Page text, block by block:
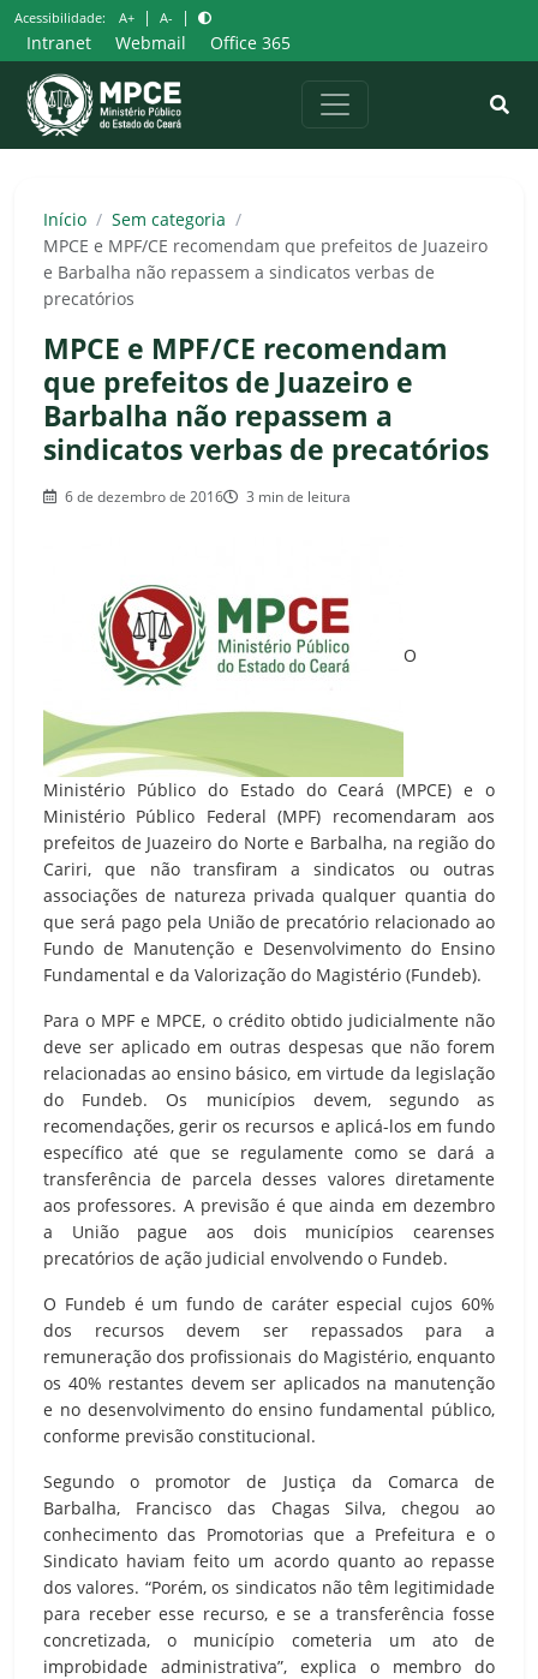
Pular
para
o
conteúdo
Acessibilidade: A+ | A- |
Intranet Webmail Office 365
Início / Sem categoria /
MPCE e MPF/CE recomendam que prefeitos de Juazeiro
e Barbalha não repassem a sindicatos verbas de
precatórios
MPCE e MPF/CE recomendam
que prefeitos de Juazeiro e
Barbalha não repassem a
sindicatos verbas de precatórios
6 de dezembro de 2016 3 min de leitura
O
Ministério Público do Estado do Ceará (MPCE) e o
Ministério Público Federal (MPF) recomendaram aos
prefeitos de Juazeiro do Norte e Barbalha, na região do
Cariri, que não transfiram a sindicatos ou outras
associações de natureza privada qualquer quantia do
que será pago pela União de precatório relacionado ao
Fundo de Manutenção e Desenvolvimento do Ensino
Fundamental e da Valorização do Magistério (Fundeb).
Para o MPF e MPCE, o crédito obtido judicialmente não
deve ser aplicado em outras despesas que não forem
relacionadas ao ensino básico, em virtude da legislação
do Fundeb. Os municípios devem, segundo as
recomendações, gerir os recursos e aplicá-los em fundo
específico até que se regulamente como se dará a
transferência de parcela desses valores diretamente
aos professores. A previsão é que ainda em dezembro
a União pague aos dois municípios cearenses
precatórios de ação judicial envolvendo o Fundeb.
O Fundeb é um fundo de caráter especial cujos 60%
dos recursos devem ser repassados para a
remuneração dos profissionais do Magistério, enquanto
os 40% restantes devem ser aplicados na manutenção
e no desenvolvimento do ensino fundamental público,
conforme previsão constitucional.
Segundo o promotor de Justiça da Comarca de
Barbalha, Francisco das Chagas Silva, chegou ao
conhecimento das Promotorias que a Prefeitura e o
Sindicato haviam feito um acordo quanto ao repasse
dos valores. “Porém, os sindicatos não têm legitimidade
para receber esse recurso, e se a transferência fosse
concretizada, o município cometeria um ato de
improbidade administrativa”, explica o membro do